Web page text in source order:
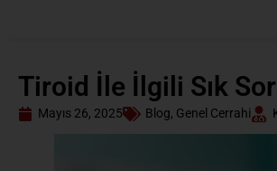
Tiroid İle İlgili Sık
Mayıs 26, 2025 Blog, Genel Cerrahi